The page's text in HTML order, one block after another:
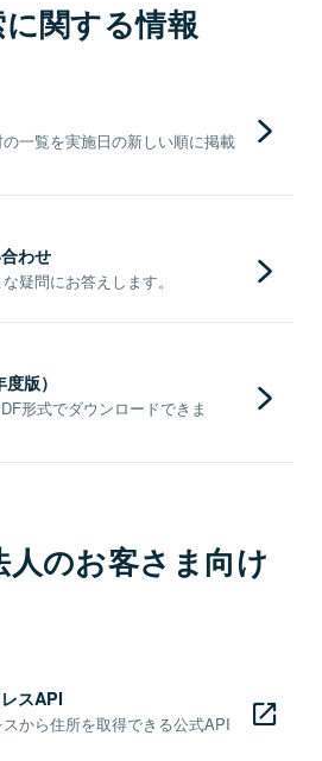
関する情報
一覧を実施日の新しい順に掲載
わせ
疑問にお答えします。
版）
形式でダウンロードできま
人のお客さま向け
スAPI
から住所を取得できる公式API